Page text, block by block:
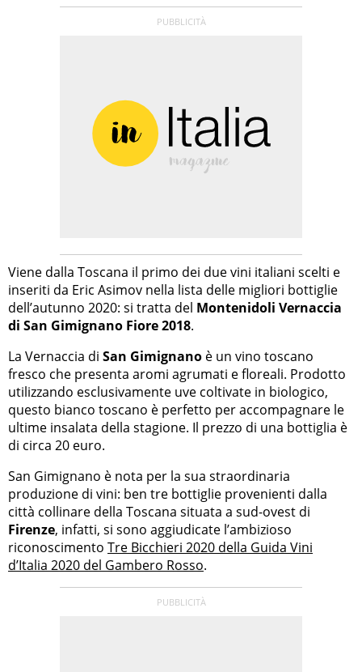
Viene dalla Toscana il primo dei due vini italiani scelti e
inseriti da Eric Asimov nella lista delle migliori bottiglie
dell’autunno 2020: si tratta del Montenidoli Vernaccia
di San Gimignano Fiore 2018.
La Vernaccia di San Gimignano è un vino toscano
fresco che presenta aromi agrumati e floreali. Prodotto
utilizzando esclusivamente uve coltivate in biologico,
questo bianco toscano è perfetto per accompagnare le
ultime insalata della stagione. Il prezzo di una bottiglia è
di circa 20 euro.
San Gimignano è nota per la sua straordinaria
produzione di vini: ben tre bottiglie provenienti dalla
città collinare della Toscana situata a sud-ovest di
Firenze, infatti, si sono aggiudicate l’ambizioso
riconoscimento Tre Bicchieri 2020 della Guida Vini
d’Italia 2020 del Gambero Rosso.